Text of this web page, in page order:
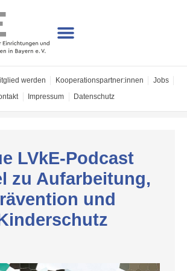
werden Kooperations­partner:innen Jobs
Impressum Datenschutz
LVkE-Podcast
zu Aufarbeitung,
und